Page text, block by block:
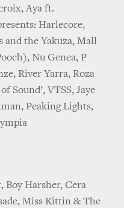
Aya ft.
Harlecore,
and the Yakuza, Mall
Nu Genea, P
River Yarra, Roza
Sound’, VTSS, Jaye
Peaking Lights,
Boy Harsher, Cera
Miss Kittin & The